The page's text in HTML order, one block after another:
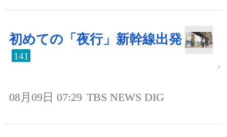
初めての「夜行」新幹線出発
141
08月09日 07:29 TBS NEWS DIG